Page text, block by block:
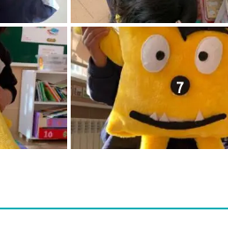
7